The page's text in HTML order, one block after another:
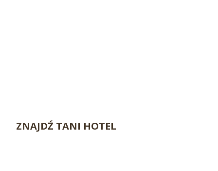
ZNAJDŹ TANI HOTEL